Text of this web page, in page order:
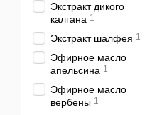
Экстракт дикого
калгана 1
Экстракт шалфея 1
Эфирное масло
апельсина 1
Эфирное масло
вербены 1